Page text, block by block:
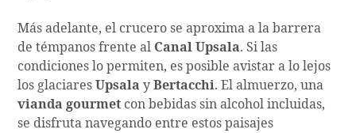
Más adelante, el crucero se aproxima a la barrera
de témpanos frente al Canal Upsala. Si las
condiciones lo permiten, es posible avistar a lo lejos
los glaciaresUpsala yBertacchi. El almuerzo, una
vianda gourmet con bebidas sin alcohol incluidas,
se disfruta navegando entre estos paisajes